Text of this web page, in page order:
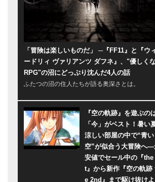
「冒険は楽しいものだ」 ─『FF11』と『ウ
ードリィ ヴァリアンツ ダフネ』、"優しく
RPG"の沼にどっぷり沈んだ4人の話
ふたつの沼の住人たちが語る奥深さとは。
『空の軌跡』を遊ぶの
「今」がベスト！暑い
涼しい部屋の中で“青い
空”が似合う大冒険へ―
安値でセール中の『the
t』から新作『空の軌跡
e 2nd』まで駆け抜けよ